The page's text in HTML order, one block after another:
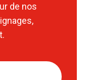
de nos